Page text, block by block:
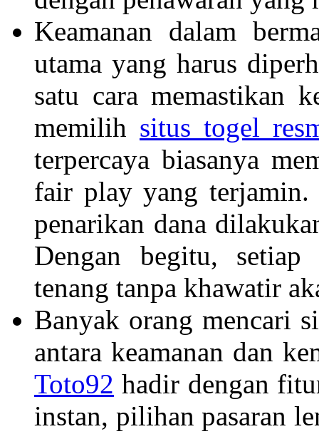
Keamanan dalam
utama yang harus
satu cara memastikan
memilih situs togel
terpercaya biasanya
fair play yang terjamin.
penarikan dana
Dengan begitu, setiap
tenang tanpa khawatir
Banyak orang mencari
antara keamanan dan
Toto92 hadir dengan
instan, pilihan pasaran